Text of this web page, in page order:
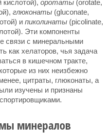
кислотой), оротаты (orotate,
глюконаты (gluconate,
и пиколинаты (picolinate,
Эти компоненты
связи с минеральными
как хелаторов, чья задача
в кишечном тракте,
из них неизбежно
цитраты, глюконаты, а
изучены и признаны
минералов